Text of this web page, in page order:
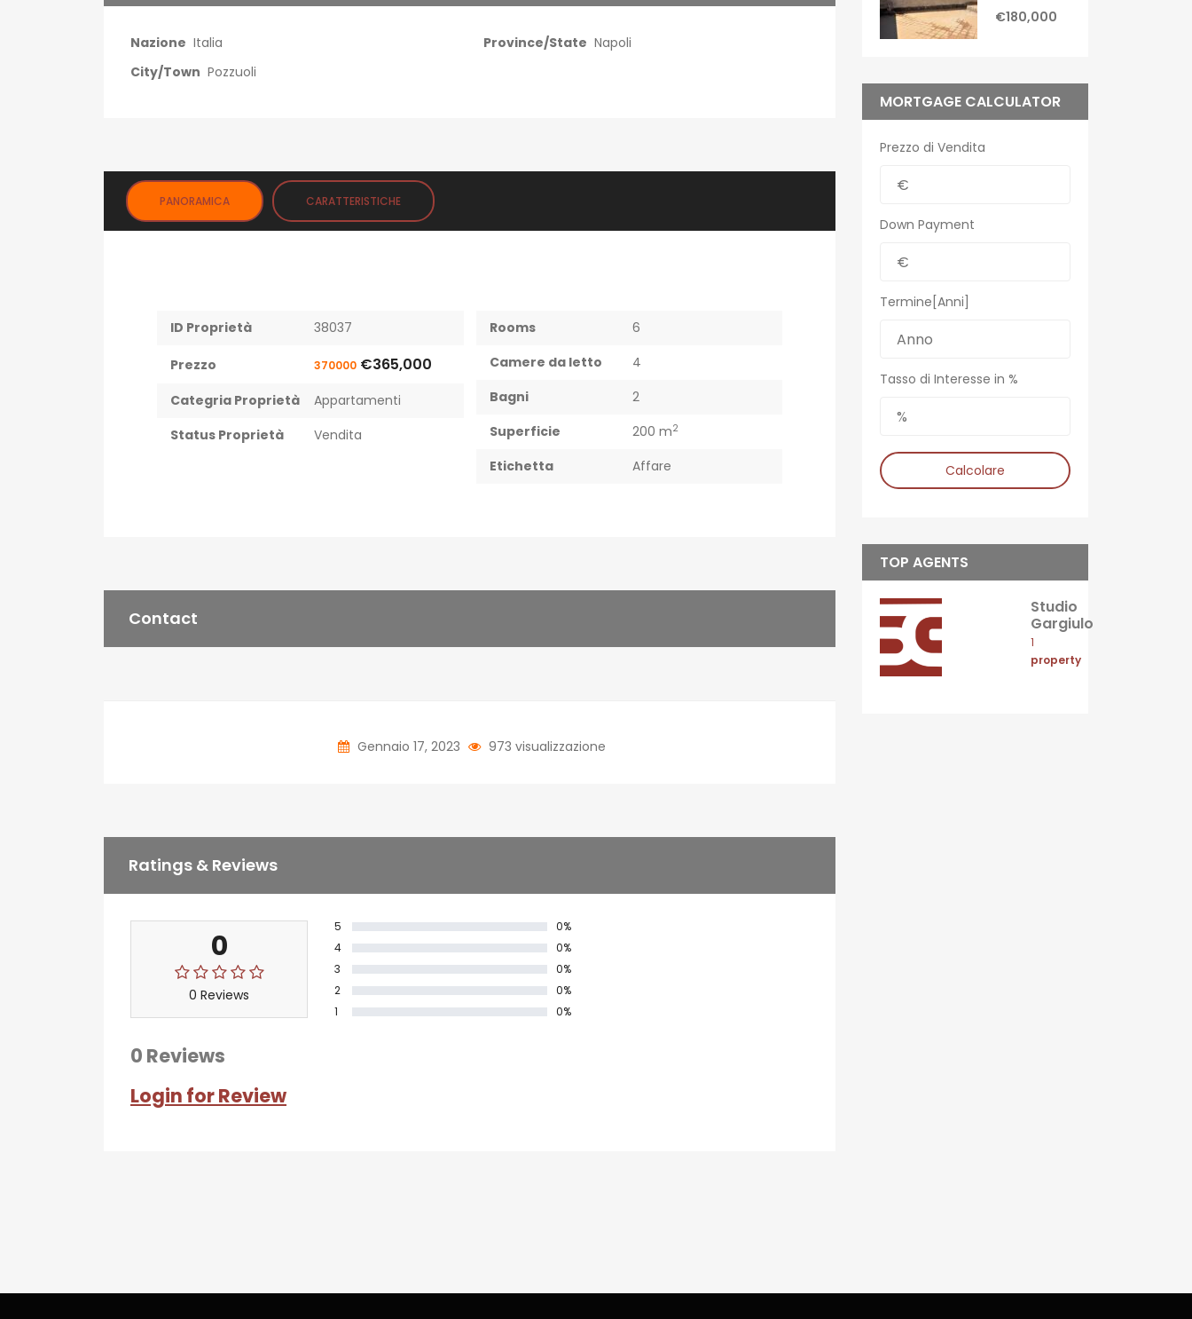
Nazione Italia Province/State Napoli
City/Town Pozzuoli
PANORAMICA CARATTERISTICHE
ID Proprietà 38037
Prezzo 370000 €365,000
Categria Proprietà
Appartamenti
Status Proprietà
Vendita
Rooms
6
Camere da letto
4
Bagni
2
Superficie
200 m2
Etichetta Affare
Contact
Gennaio 17, 2023 973 visualizzazione
Ratings & Reviews
0
0 Reviews
5
0%
4
0%
3
0%
2
0%
1
0%
0 Reviews
Login for Review
€180,000
MORTGAGE CALCULATOR
Prezzo di Vendita
Down Payment
Termine[Anni]
Tasso di Interesse in %
Calcolare
TOP AGENTS
Studio
Gargiulo
1
property